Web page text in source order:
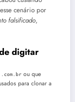
cenário por
falsificado,
digitar
.com.br ou que
para clonar a